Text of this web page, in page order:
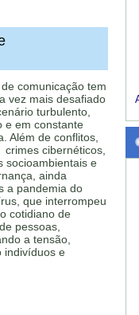
comunicação tem
vez mais desafiado
turbulento,
e em constante
Além de conflitos,
cibernéticos,
socioambientais e
ainda
a pandemia do
que interrompeu
cotidiano de
pessoas,
a tensão,
indivíduos e